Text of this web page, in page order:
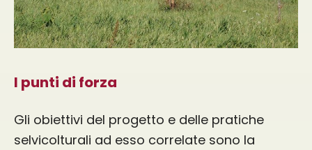
I punti di forza
Gli obiettivi del progetto e delle pratiche
selvicolturali ad esso correlate sono la